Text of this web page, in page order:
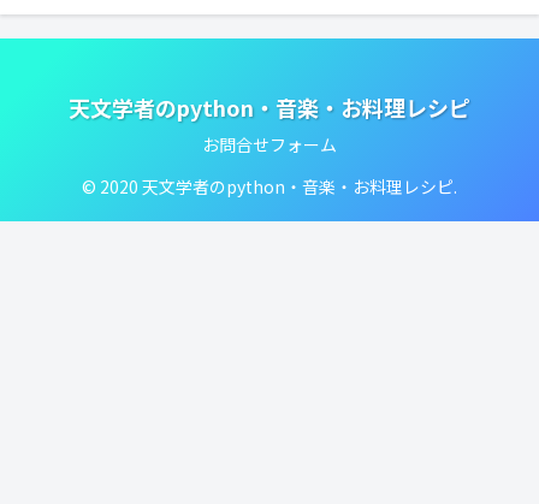
天文学者のpython・音楽・お料理レシピ
お問合せフォーム
© 2020 天文学者のpython・音楽・お料理レシピ.